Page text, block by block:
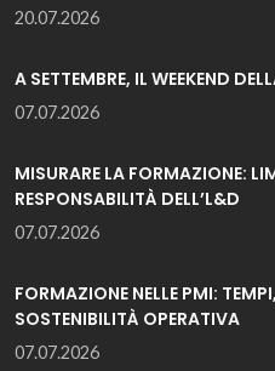
20.07.2026
A SETTEMBRE, IL WEEKEND
07.07.2026
MISURARE LA FORMAZIONE:
RESPONSABILITÀ DELL’L&D
07.07.2026
FORMAZIONE NELLE PMI:
SOSTENIBILITÀ OPERATIVA
07.07.2026